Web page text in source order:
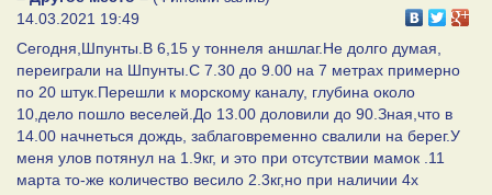
14.03.2021 19:49
Сегодня,Шпунты.В 6,15 у тоннеля аншлаг.Не долго думая,
переиграли на Шпунты.С 7.30 до 9.00 на 7 метрах примерно
по 20 штук.Перешли к морскому каналу, глубина около
10,дело пошло веселей.До 13.00 доловили до 90.Зная,что в
14.00 начнеться дождь, заблаговременно свалили на берег.У
меня улов потянул на 1.9кг, и это при отсутствии мамок .11
марта то-же количество весило 2.3кг,но при наличии 4х